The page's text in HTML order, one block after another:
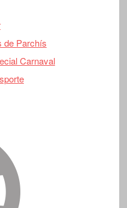
de Parchís
Carnaval